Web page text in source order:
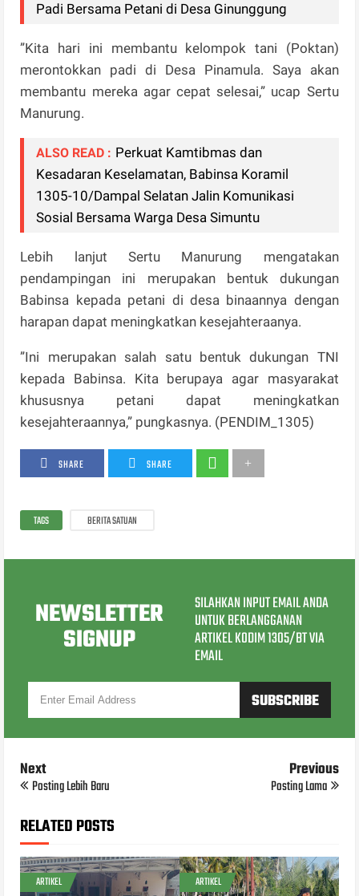
Padi Bersama Petani di Desa Ginunggung
”Kita hari ini membantu kelompok tani (Poktan)
merontokkan padi di Desa Pinamula. Saya akan
membantu mereka agar cepat selesai,” ucap Sertu
Manurung.
ALSO READ : Perkuat Kamtibmas dan
Kesadaran Keselamatan, Babinsa Koramil
1305-10/Dampal Selatan Jalin Komunikasi
Sosial Bersama Warga Desa Simuntu
Lebih lanjut Sertu Manurung mengatakan
pendampingan ini merupakan bentuk dukungan
Babinsa kepada petani di desa binaannya dengan
harapan dapat meningkatkan kesejahteraanya.
”Ini merupakan salah satu bentuk dukungan TNI
kepada Babinsa. Kita berupaya agar masyarakat
khususnya petani dapat meningkatkan
kesejahteraannya,” pungkasnya. (PENDIM_1305)
SHARE SHARE
TAGS BERITA SATUAN
NEWSLETTER
SIGNUP
SILAHKAN INPUT EMAIL ANDA
UNTUK BERLANGGANAN
ARTIKEL KODIM 1305/BT VIA
EMAIL
Next
Posting Lebih Baru
Previous
Posting Lama
RELATED POSTS
ARTIKEL ARTIKEL